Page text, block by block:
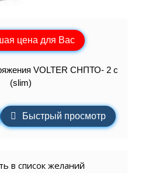
цена для Вас
VOLTER СНПТО- 2 с
(slim)
Быстрый просмотр
в список желаний